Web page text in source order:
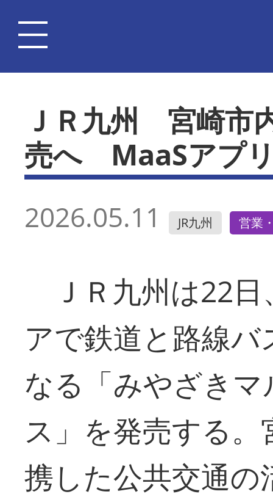
ＪＲ九州 宮崎市
売へ MaaSアプ
2026.05.11 JR九州 営業
ＪＲ九州は22日
アで鉄道と路線
なる「みやざき
ス」を発売する
携した公共交通の